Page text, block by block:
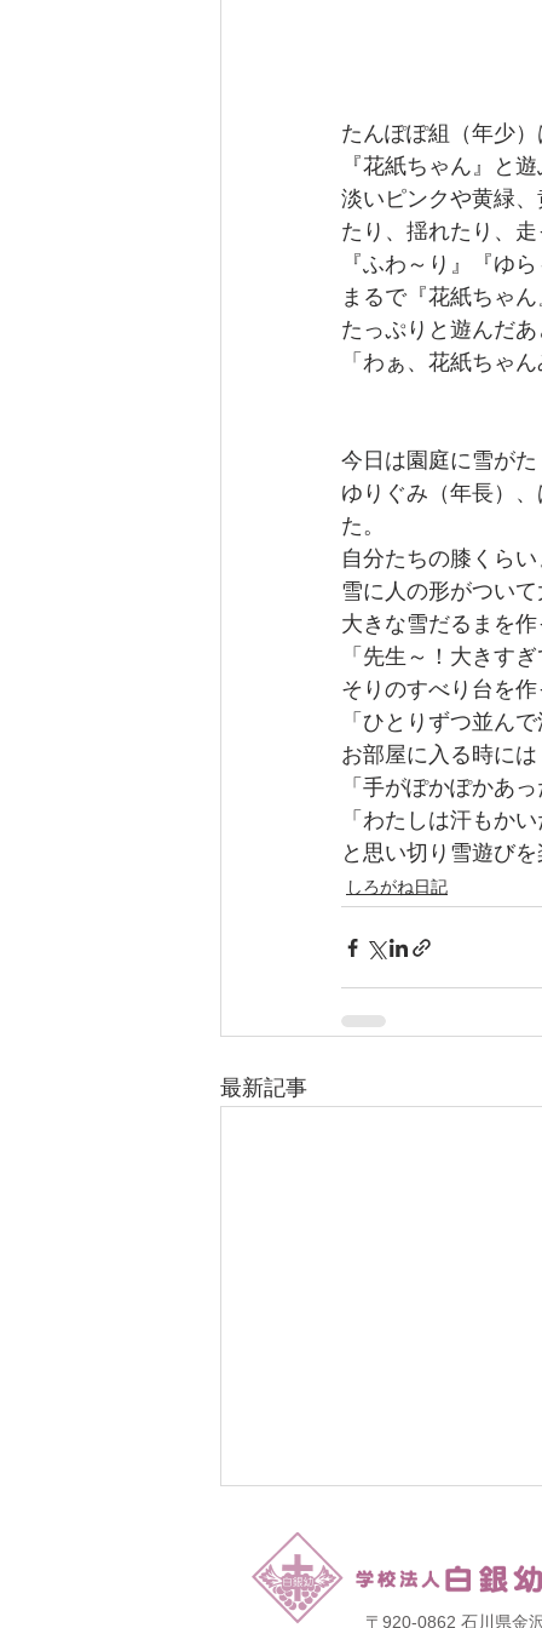
たんぽぽ組（年少
『花紙ちゃん』と
淡いピンクや黄緑
たり、揺れたり、
『ふわ～り』『ゆ
まるで『花紙ちゃ
たっぷりと遊んだ
「わぁ、花紙ちゃ
今日は園庭に雪が
ゆりぐみ（年長）
た。
自分たちの膝くら
雪に人の形がつい
大きな雪だるまを
「先生～！大きす
そりのすべり台を
「ひとりずつ並ん
お部屋に入る時には
「手がぽかぽかあ
「わたしは汗もか
と思い切り雪遊び
しろがね日記
最新記事
〒920-0862 石川県金